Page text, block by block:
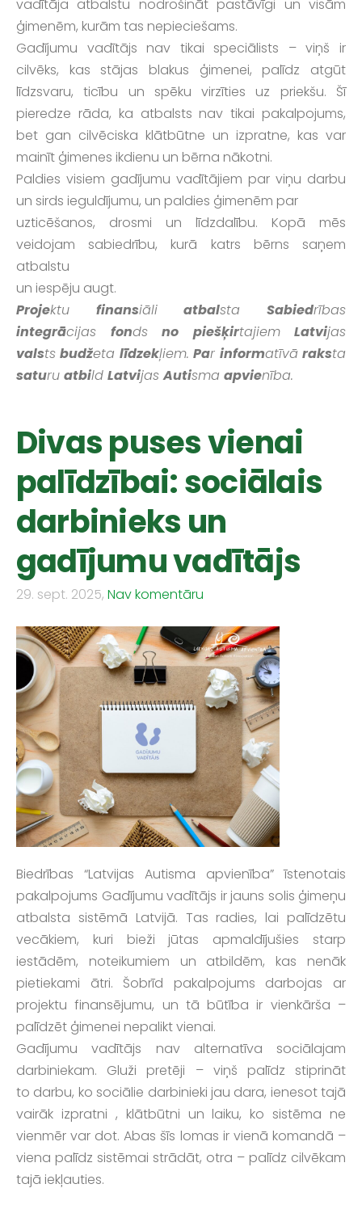
vadītāja atbalstu nodrošināt pastāvīgi un visām
ģimenēm, kurām tas nepieciešams.
Gadījumu vadītājs nav tikai speciālists – viņš ir
cilvēks, kas stājas blakus ģimenei, palīdz atgūt
līdzsvaru, ticību un spēku virzīties uz priekšu. Šī
pieredze rāda, ka atbalsts nav tikai pakalpojums,
bet gan cilvēciska klātbūtne un izpratne, kas var
mainīt ģimenes ikdienu un bērna nākotni.
Paldies visiem gadījumu vadītājiem par viņu darbu
un sirds ieguldījumu, un paldies ģimenēm par
uzticēšanos, drosmi un līdzdalību. Kopā mēs
veidojam sabiedrību, kurā katrs bērns saņem
atbalstu
un iespēju augt.
Projektu finansiāliatbalstaSabiedrības
integrācijas fonds no piešķirtajiem Latvijas
valstsbudžeta līdzekļiem.Par informatīvāraksta
saturu atbild LatvijasAutisma apvienība.
Divas puses vienai
palīdzībai: sociālais
darbinieks un
gadījumu vadītājs
29. sept. 2025, Nav komentāru
Biedrības “Latvijas Autisma apvienība” īstenotais
pakalpojums Gadījumu vadītājs ir jauns solis ģimeņu
atbalsta sistēmā Latvijā. Tas radies, lai palīdzētu
vecākiem, kuri bieži jūtas apmaldījušies starp
iestādēm, noteikumiem un atbildēm, kas nenāk
pietiekami ātri. Šobrīd pakalpojums darbojas ar
projektu finansējumu, un tā būtība ir vienkārša –
palīdzēt ģimenei nepalikt vienai.
Gadījumu vadītājs nav alternatīva sociālajam
darbiniekam. Gluži pretēji – viņš palīdz stiprināt
to darbu, ko sociālie darbinieki jau dara, ienesot tajā
vairāk izpratni , klātbūtni un laiku, ko sistēma ne
vienmēr var dot. Abas šīs lomas ir vienā komandā –
viena palīdz sistēmai strādāt, otra – palīdz cilvēkam
tajā iekļauties.